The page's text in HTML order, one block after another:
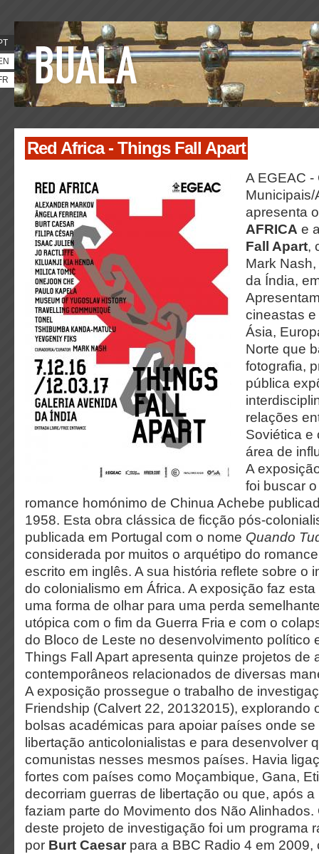
Red Africa - Things Fall Apart
A EGEAC -
Municipais/
apresenta
AFRICA e
Fall Apart,
Mark
da Índia,
cineastas
Ásia,
Norte que
fotografia,
pública
relações
Soviética e
área de
A
foi buscar
romance homónimo de Chinua Achebe
1958. Esta obra clássica de ficção pós-
publicada em Portugal com o nome Quando
considerada por muitos o arquétipo do
escrito em inglês. A sua história reflete sobre o
do colonialismo em África. A exposição faz
uma forma de olhar para uma perda
utópica com o fim da Guerra Fria e com o
do Bloco de Leste no desenvolvimento político
Things Fall Apart apresenta quinze projetos de
contemporâneos relacionados de diversas
A exposição prossegue o trabalho de
Friendship (Calvert 22, 20132015), explorando
bolsas académicas para apoiar países onde
libertação anticolonialistas e para desenvolver
comunistas nesses mesmos países. Havia
fortes com países como Moçambique, Gana,
decorriam guerras de libertação ou que, após
faziam parte do Movimento dos Não
deste projeto de investigação foi um programa
por Burt Caesar para a BBC Radio 4 em